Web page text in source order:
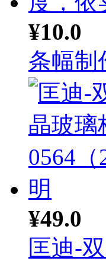
¥10.0
条幅制
¥49.0
匡迪-